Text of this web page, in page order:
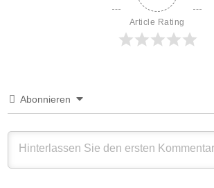
Article Rating
Abonnieren